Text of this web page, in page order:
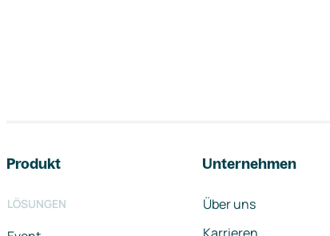
Produkt
LÖSUNGEN
Unternehmen
Über uns